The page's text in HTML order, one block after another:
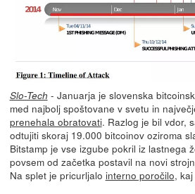
Slo-Tech - Januarja je slovenska
med najbolj spoštovane v svetu in
prenehala obratovati. Razlog je bil vdor,
odtujiti skoraj 19.000 bitcoinov oziroma
Bitstamp je vse izgube pokril iz lastnega
povsem od začetka postavil na novi
Na splet je pricurljalo interno poročilo,